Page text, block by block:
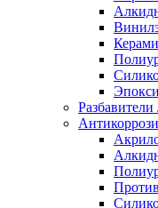
Разбавители